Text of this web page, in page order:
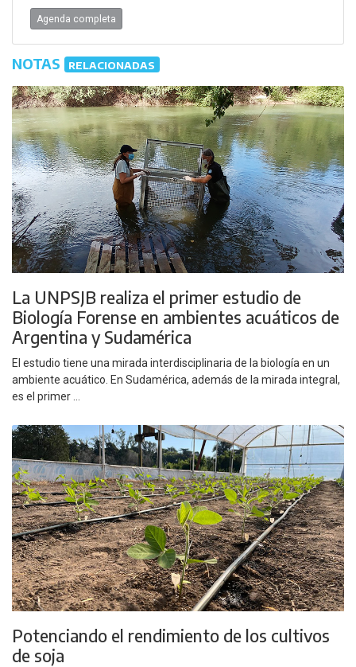
Agenda completa
NOTAS RELACIONADAS
La UNPSJB realiza el primer estudio de
Biología Forense en ambientes acuáticos de
Argentina y Sudamérica
El estudio tiene una mirada interdisciplinaria de la biología en un
ambiente acuático. En Sudamérica, además de la mirada integral,
es el primer ...
Potenciando el rendimiento de los cultivos
de soja